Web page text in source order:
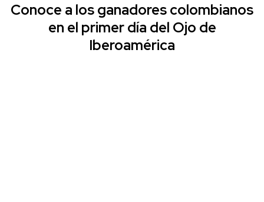
Conoce a los ganadores colombianos
en el primer día del Ojo de
Iberoamérica